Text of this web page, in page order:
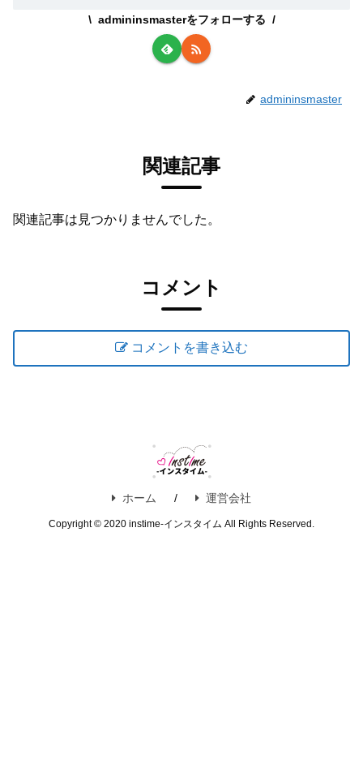
admininsmasterをフォローする
admininsmaster
関連記事
関連記事は見つかりませんでした。
コメント
コメントを書き込む
ホーム 運営会社
Copyright © 2020 instime-インスタイム All Rights Reserved.